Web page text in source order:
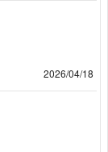
2026/04/18